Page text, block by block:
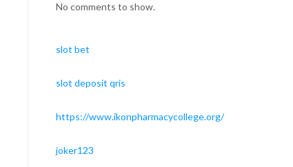
No comments to show.
slot bet
slot deposit qris
https://www.ikonpharmacycollege.org/
joker123